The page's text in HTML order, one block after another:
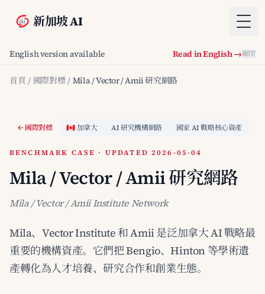
新加坡 AI
English version available Read in English →關閉
首頁 / 國際對標 / Mila / Vector / Amii 研究網路
國際對標 🇨🇦 加拿大 AI 研究機構網路 國家 AI 戰略核心資產
BENCHMARK CASE · UPDATED 2026-05-04
Mila / Vector / Amii 研究網路
Mila / Vector / Amii Institute Network
Mila、Vector Institute 和 Amii 是泛加拿大 AI 戰略最
重要的機構資產。它們把 Bengio、Hinton 等學術遺
產轉化為人才培養、研究合作和創業生態。